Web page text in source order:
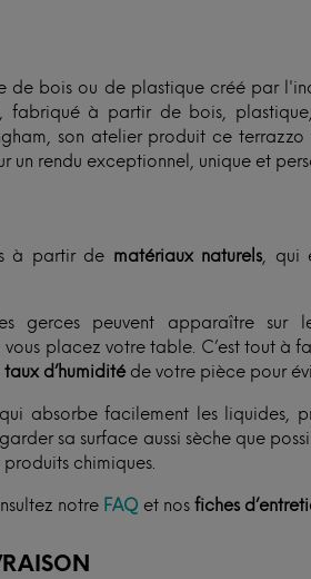
de bois ou de plastique créé par
fabriqué à partir de bois,
son atelier produit ce
un rendu exceptionnel, unique et
à partir de matériaux naturels, qui
gerces peuvent apparaître sur
vous placez votre table. C’est tout
taux d’humiditéde votre pièce pour
absorbe facilement les liquides,
sa surface aussi sèche que
chimiques.
notre FAQ et nosfiches